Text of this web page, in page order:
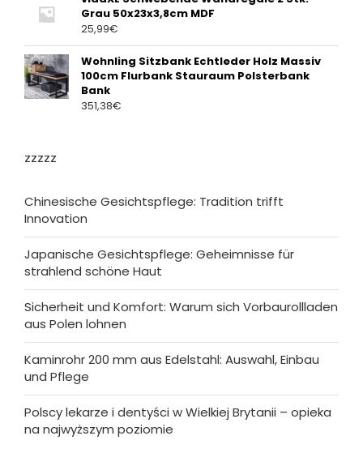
Grau 50x23x3,8cm MDF
25,99€
Wohnling Sitzbank Echtleder Holz Massiv
100cm Flurbank Stauraum Polsterbank
Bank
351,38€
zzzzz
Chinesische Gesichtspflege: Tradition trifft
Innovation
Japanische Gesichtspflege: Geheimnisse für
strahlend schöne Haut
Sicherheit und Komfort: Warum sich Vorbaurollladen
aus Polen lohnen
Kaminrohr 200 mm aus Edelstahl: Auswahl, Einbau
und Pflege
Polscy lekarze i dentyści w Wielkiej Brytanii – opieka
na najwyższym poziomie